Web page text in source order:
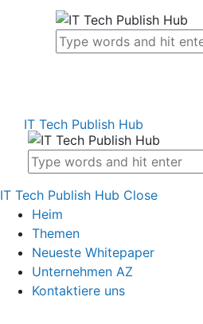
IT Tech Publish Hub
IT Tech Publish Hub Close
Heim
Themen
Neueste Whitepaper
Unternehmen AZ
Kontaktiere uns